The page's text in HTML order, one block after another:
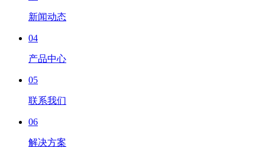
新闻动态
04
产品中心
05
联系我们
06
解决方案